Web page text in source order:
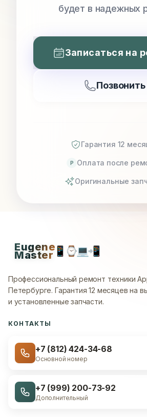
будет в надежных
Записаться на
Позвонить
Гарантия 12
P Оплата после
Оригинальные
Eugene
Master📱 ⌚💻📲
Профессиональный ремонт техники
Петербурге. Гарантия 12 месяцев на
и установленные запчасти.
КОНТАКТЫ
+7 (812) 424-34-68
Основной номер
+7 (999) 200-73-92
Дополнительный